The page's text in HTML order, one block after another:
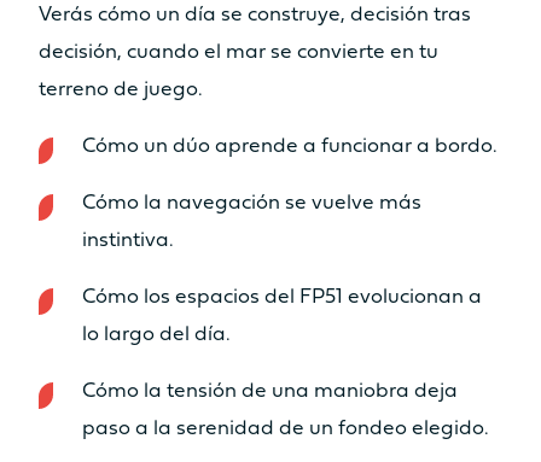
Verás cómo un día se construye, decisión tras
decisión, cuando el mar se convierte en tu
terreno de juego.
Cómo un dúo aprende a funcionar a bordo.
Cómo la navegación se vuelve más
instintiva.
Cómo los espacios del FP51 evolucionan a
lo largo del día.
Cómo la tensión de una maniobra deja
paso a la serenidad de un fondeo elegido.
precio
Catamarán
FP44
Más información sobre el